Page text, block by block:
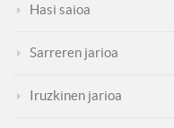
Hasi saioa
Sarreren jarioa
Iruzkinen jarioa